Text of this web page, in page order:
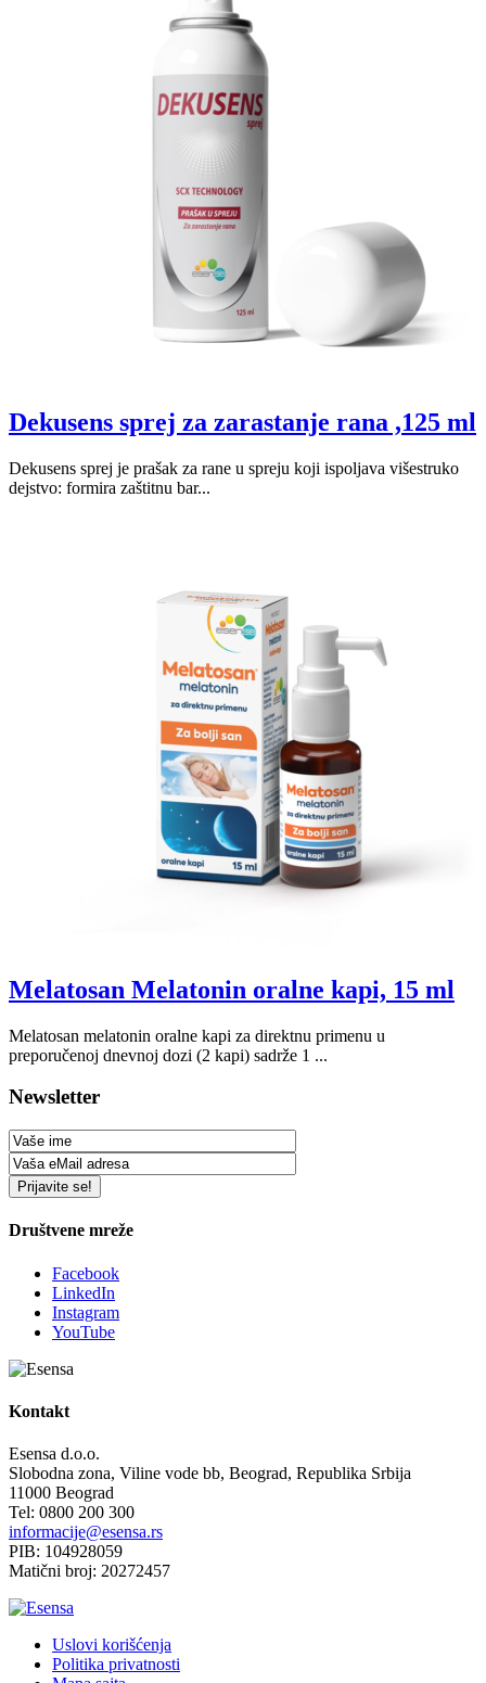
Dekusens sprej za zarastanje rana ,125 ml
Dekusens sprej je prašak za rane u spreju koji ispoljava višestruko
dejstvo: formira zaštitnu bar...
Melatosan Melatonin oralne kapi, 15 ml
Melatosan melatonin oralne kapi za direktnu primenu u
preporučenoj dnevnoj dozi (2 kapi) sadrže 1 ...
Newsletter
Društvene mreže
Facebook
LinkedIn
Instagram
YouTube
Kontakt
Esensa d.o.o.
Slobodna zona, Viline vode bb, Beograd, Republika Srbija
11000 Beograd
Tel: 0800 200 300
informacije@esensa.rs
PIB: 104928059
Matični broj: 20272457
Uslovi korišćenja
Politika privatnosti